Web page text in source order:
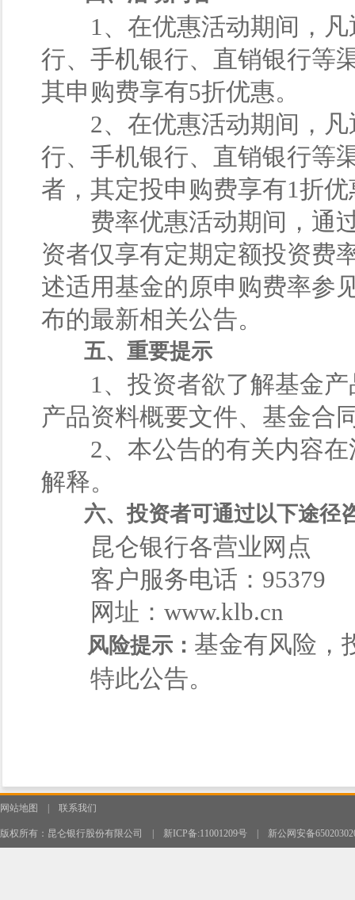
1、在优惠活动期间，凡
行、手机银行、直销银行等
其申购费享有5折优惠。
2、在优惠活动期间，凡
行、手机银行、直销银行等
者，其定投申购费享有1折
费率优惠活动期间，通过
资者仅享有定期定额投资费
述适用基金的原申购费率参
布的最新相关公告。
五、重要提示
1、投资者欲了解基金产
产品资料概要文件、基金合
2、本公告的有关内容在
解释。
六、投资者可通过以下途径
昆仑银行各营业网点
客户服务电话：95379
网址：www.klb.cn
风险提示： 基金有风险，
特此公告。
网站地图 联系我们
版权所有：昆仑银行股份有限公司 新ICP备:11001209号 新公网安备